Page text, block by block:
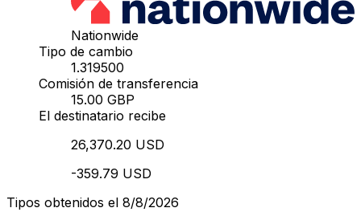
Nationwide
Tipo de cambio
1.319500
Comisión de transferencia
15.00 GBP
El destinatario recibe
26,370.20 USD
-359.79 USD
Tipos obtenidos el 8/8/2026